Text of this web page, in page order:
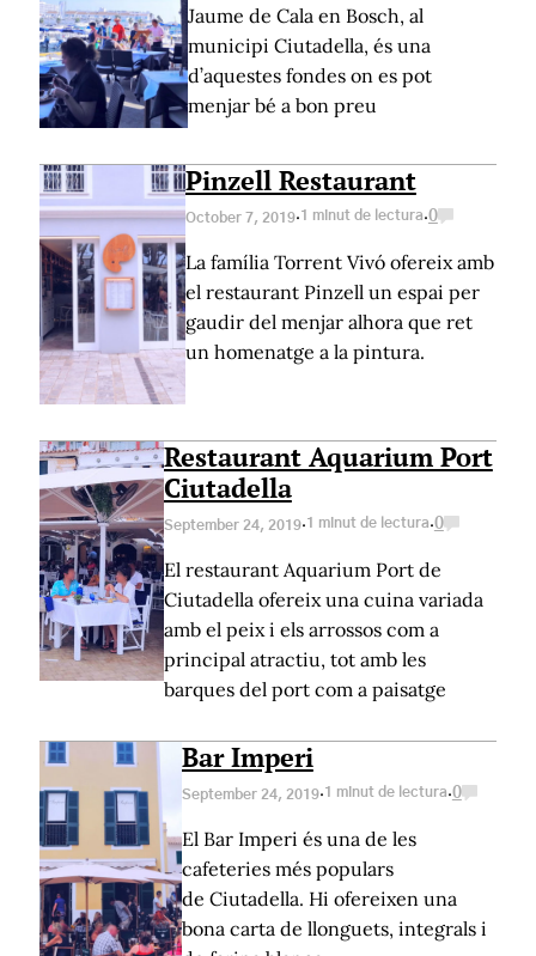
Jaume de Cala en Bosch, al
municipi Ciutadella, és una
d’aquestes fondes on es pot
menjar bé a bon preu
Pinzell Restaurant
October 7, 2019·1 minut de lectura·0
La família Torrent Vivó ofereix amb
el restaurant Pinzell un espai per
gaudir del menjar alhora que ret
un homenatge a la pintura.
Restaurant Aquarium Port
Ciutadella
September 24, 2019·1 minut de lectura·0
El restaurant Aquarium Port de
Ciutadella ofereix una cuina variada
amb el peix i els arrossos com a
principal atractiu, tot amb les
barques del port com a paisatge
Bar Imperi
September 24, 2019·1 minut de lectura·0
El Bar Imperi és una de les
cafeteries més populars
de Ciutadella. Hi ofereixen una
bona carta de llonguets, integrals i